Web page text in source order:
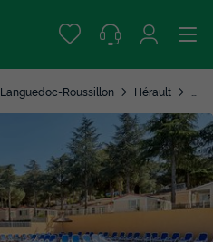
Languedoc-Roussillon Hérault